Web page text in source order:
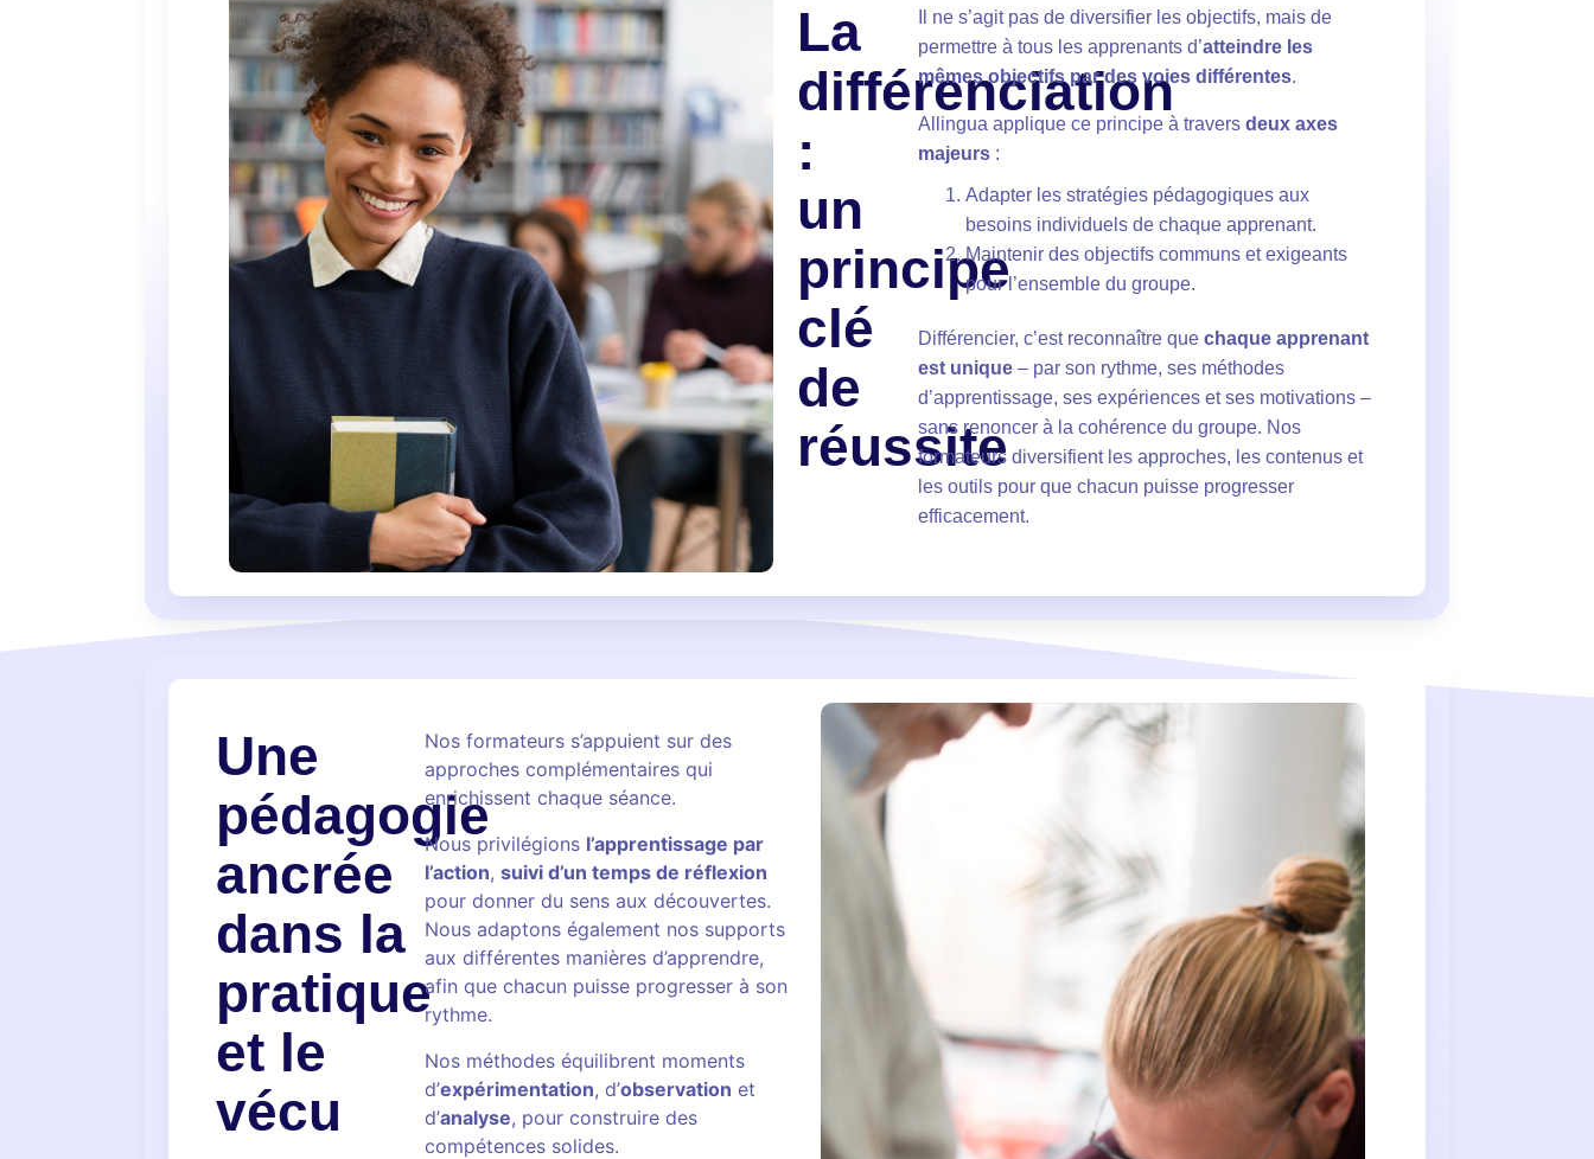
La
différenciation
:
un
principe
clé
de
réussite
Il ne s’agit pas de diversifier les objectifs, mais de
permettre à tous les apprenants d’atteindre les
mêmes objectifs par des voies différentes.
Allingua applique ce principe à traversdeux axes
majeurs :
Adapter les stratégies pédagogiques aux
besoins individuels de chaque apprenant.
Maintenir des objectifs communs et exigeants
pour l’ensemble du groupe.
Différencier, c’est reconnaître quechaque apprenant
est unique – par son rythme, ses méthodes
d’apprentissage, ses expériences et ses motivations –
sans renoncer à la cohérence du groupe. Nos
formateurs diversifient les approches, les contenus et
les outils pour que chacun puisse progresser
efficacement.
Une
pédagogie
ancrée
dans la
pratique
et le
vécu
Nos formateurs s’appuient sur des
approches complémentaires qui
enrichissent chaque séance.
Nous privilégions l’apprentissage par
l’action, suivi d’un temps de réflexion
pour donner du sens aux découvertes.
Nous adaptons également nos supports
aux différentes manières d’apprendre,
afin que chacun puisse progresser à son
rythme.
Nos méthodes équilibrent moments
d’expérimentation, d’observation et
d’analyse, pour construire des
compétences solides.